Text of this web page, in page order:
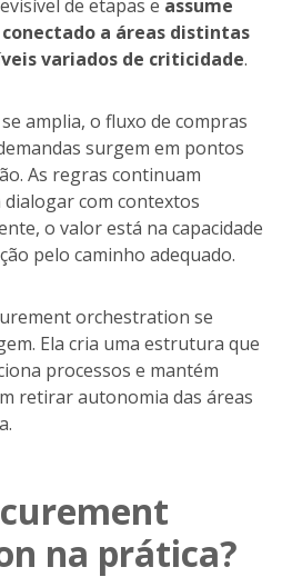
de etapas e assume
a áreas distintas
variados de criticidade.
amplia, o fluxo de compras
surgem em pontos
As regras continuam
com contextos
o valor está na capacidade
pelo caminho adequado.
orchestration se
Ela cria uma estrutura que
processos e mantém
retirar autonomia das áreas
na prática?